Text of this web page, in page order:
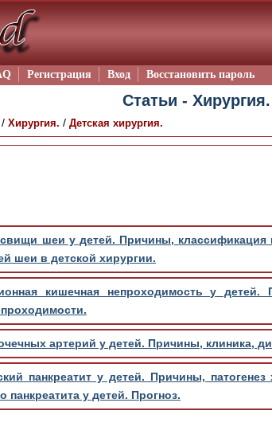
Регистрация Вход Восстановить пароль
Статьи -
/ Хирургия. / Детская хирургия.
шеи у детей. Причины, классификация
шеи в детской хирургии.
кишечная непроходимость у детей.
артерий у детей. Причины, клиника,
панкреатит у детей. Причины,
панкреатита у детей. Прогноз.